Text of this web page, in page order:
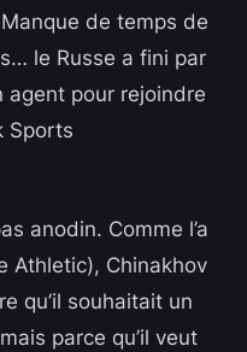
de temps de
le Russe a fini par
agent pour rejoindre
Sports
anodin. Comme l’a
Athletic), Chinakhov
qu’il souhaitait un
parce qu’il veut